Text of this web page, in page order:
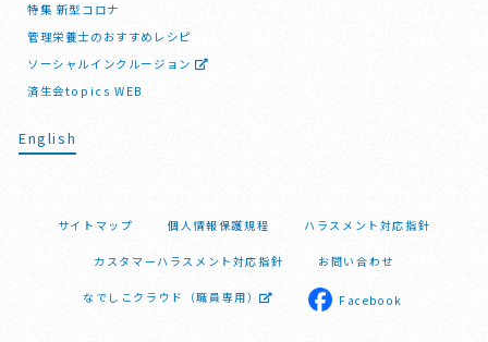
特集 新型コロナ
管理栄養士のおすすめレシピ
ソーシャルインクルージョン
済生会topics WEB
English
サイトマップ 個人情報保護規程 ハラスメント対応指針
カスタマーハラスメント対応指針 お問い合わせ
なでしこクラウド（職員専用） Facebook